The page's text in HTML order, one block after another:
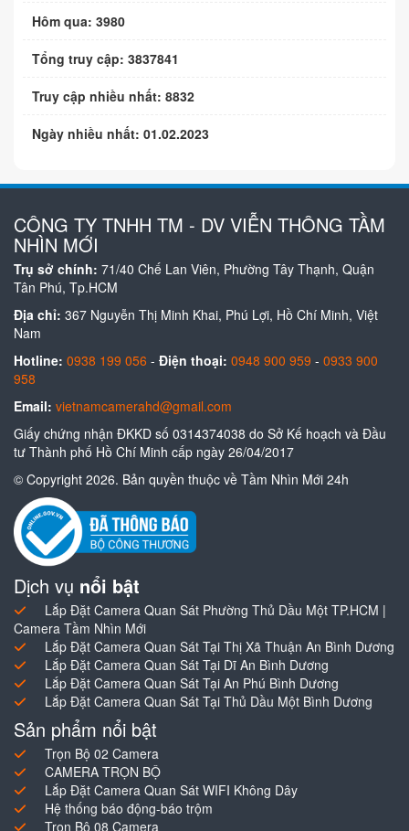
Hôm qua: 3980
Tổng truy cập: 3837841
Truy cập nhiều nhất: 8832
Ngày nhiều nhất: 01.02.2023
CÔNG TY TNHH TM - DV VIỄN THÔNG TẦM
NHÌN MỚI
Trụ sở chính: 71/40 Chế Lan Viên, Phường Tây Thạnh, Quận
Tân Phú, Tp.HCM
Địa chỉ: 367 Nguyễn Thị Minh Khai, Phú Lợi, Hồ Chí Minh, Việt
Nam
Hotline: 0938 199 056 - Điện thoại: 0948 900 959 - 0933 900
958
Email: vietnamcamerahd@gmail.com
Giấy chứng nhận ĐKKD số 0314374038 do Sở Kế hoạch và Đầu
tư Thành phố Hồ Chí Minh cấp ngày 26/04/2017
© Copyright 2026. Bản quyền thuộc về Tầm Nhìn Mới 24h
Dịch vụ nổi bật
Lắp Đặt Camera Quan Sát Phường Thủ Dầu Một TP.HCM |
Camera Tầm Nhìn Mới
Lắp Đặt Camera Quan Sát Tại Thị Xã Thuận An Bình Dương
Lắp Đặt Camera Quan Sát Tại Dĩ An Bình Dương
Lắp Đặt Camera Quan Sát Tại An Phú Bình Dương
Lắp Đặt Camera Quan Sát Tại Thủ Dầu Một Bình Dương
Sản phẩm nổi bật
Trọn Bộ 02 Camera
CAMERA TRỌN BỘ
Lắp Đặt Camera Quan Sát WIFI Không Dây
Hệ thống báo động-báo trộm
Trọn Bộ 08 Camera